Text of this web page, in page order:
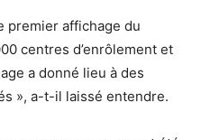
premier affichage du
centres d’enrôlement et
a donné lieu à des
», a-t-il laissé entendre.